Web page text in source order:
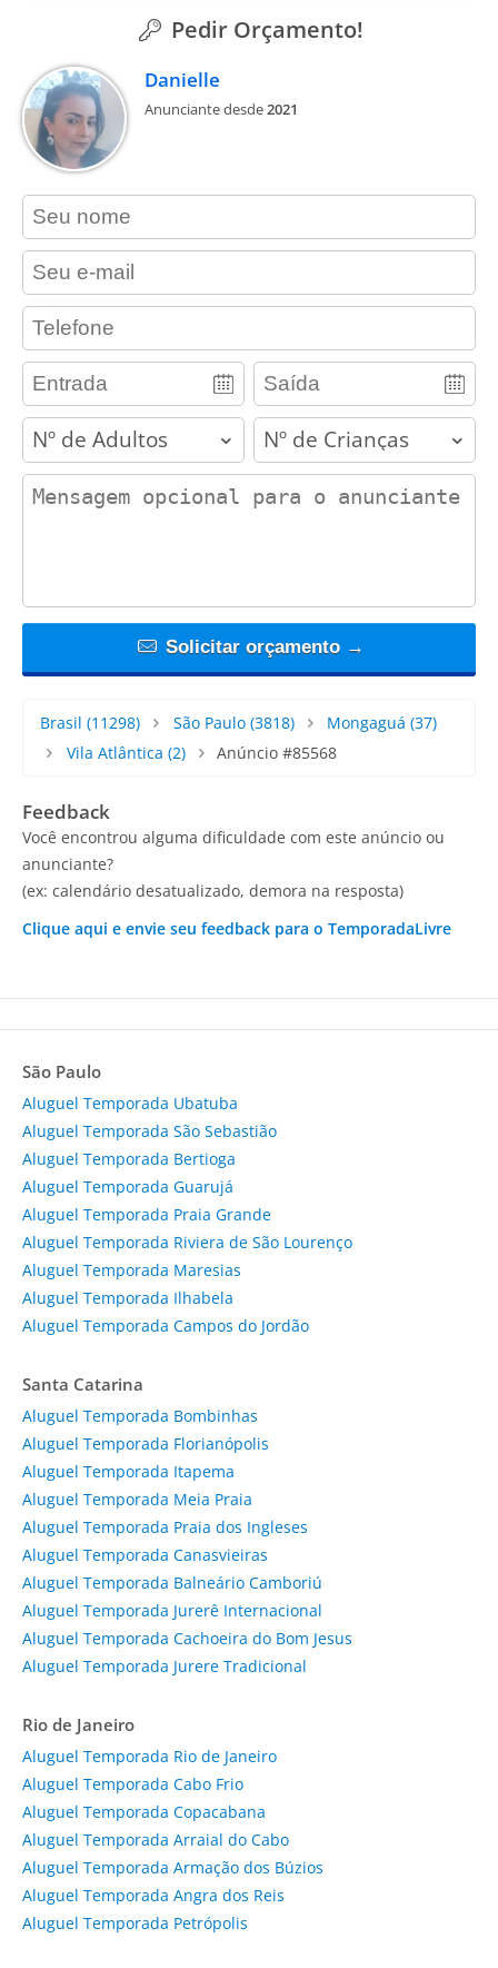
Pedir Orçamento!
Danielle
Anunciante desde2021
contact_name
contact_email
contact_phone
adults children
contact_message
Solicitar orçamento →
Brasil (11298) São Paulo(3818) Mongaguá (37)
Vila Atlântica (2) Anúncio #85568
Feedback
Você encontrou alguma dificuldade com este anúncio ou
anunciante?
(ex: calendário desatualizado, demora na resposta)
Clique aqui e envie seu feedback para o TemporadaLivre
São Paulo
Aluguel Temporada Ubatuba
Aluguel Temporada São Sebastião
Aluguel Temporada Bertioga
Aluguel Temporada Guarujá
Aluguel Temporada Praia Grande
Aluguel Temporada Riviera de São Lourenço
Aluguel Temporada Maresias
Aluguel Temporada Ilhabela
Aluguel Temporada Campos do Jordão
Santa Catarina
Aluguel Temporada Bombinhas
Aluguel Temporada Florianópolis
Aluguel Temporada Itapema
Aluguel Temporada Meia Praia
Aluguel Temporada Praia dos Ingleses
Aluguel Temporada Canasvieiras
Aluguel Temporada Balneário Camboriú
Aluguel Temporada Jurerê Internacional
Aluguel Temporada Cachoeira do Bom Jesus
Aluguel Temporada Jurere Tradicional
Rio de Janeiro
Aluguel Temporada Rio de Janeiro
Aluguel Temporada Cabo Frio
Aluguel Temporada Copacabana
Aluguel Temporada Arraial do Cabo
Aluguel Temporada Armação dos Búzios
Aluguel Temporada Angra dos Reis
Aluguel Temporada Petrópolis